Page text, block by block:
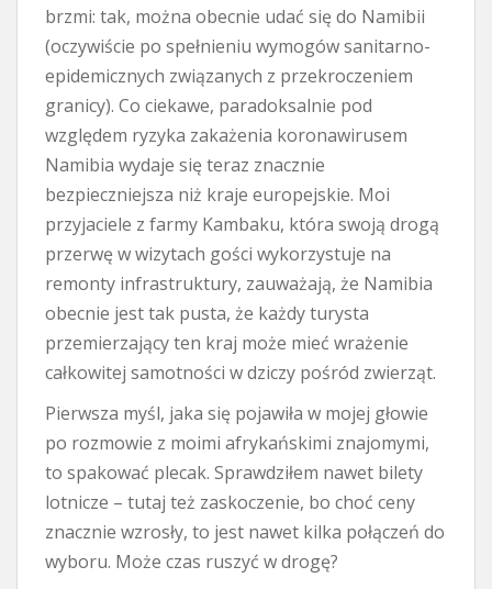
brzmi: tak, można obecnie udać się do Namibii
(oczywiście po spełnieniu wymogów sanitarno-
epidemicznych związanych z przekroczeniem
granicy). Co ciekawe, paradoksalnie pod
względem ryzyka zakażenia koronawirusem
Namibia wydaje się teraz znacznie
bezpieczniejsza niż kraje europejskie. Moi
przyjaciele z farmy Kambaku, która swoją drogą
przerwę w wizytach gości wykorzystuje na
remonty infrastruktury, zauważają, że Namibia
obecnie jest tak pusta, że każdy turysta
przemierzający ten kraj może mieć wrażenie
całkowitej samotności w dziczy pośród zwierząt.
Pierwsza myśl, jaka się pojawiła w mojej głowie
po rozmowie z moimi afrykańskimi znajomymi,
to spakować plecak. Sprawdziłem nawet bilety
lotnicze – tutaj też zaskoczenie, bo choć ceny
znacznie wzrosły, to jest nawet kilka połączeń do
wyboru. Może czas ruszyć w drogę?